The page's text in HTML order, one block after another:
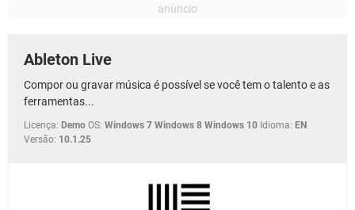
Ableton Live
Compor ou gravar música é possível se você tem o talento e as
ferramentas...
Licença: Demo OS: Windows 7 Windows 8 Windows 10 Idioma: EN
Versão: 10.1.25